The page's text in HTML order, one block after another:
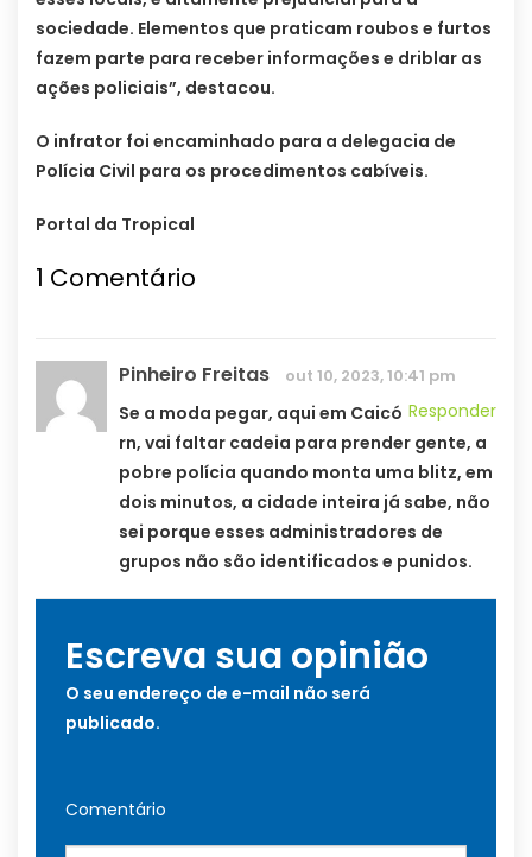
sociedade. Elementos que praticam roubos e furtos
fazem parte para receber informações e driblar as
ações policiais”, destacou.
O infrator foi encaminhado para a delegacia de
Polícia Civil para os procedimentos cabíveis.
Portal da Tropical
1 Comentário
Pinheiro Freitas out 10, 2023, 10:41 pm
Responder
Se a moda pegar, aqui em Caicó
rn, vai faltar cadeia para prender gente, a
pobre polícia quando monta uma blitz, em
dois minutos, a cidade inteira já sabe, não
sei porque esses administradores de
grupos não são identificados e punidos.
Escreva sua opinião
O seu endereço de e-mail não será
publicado.
Comentário